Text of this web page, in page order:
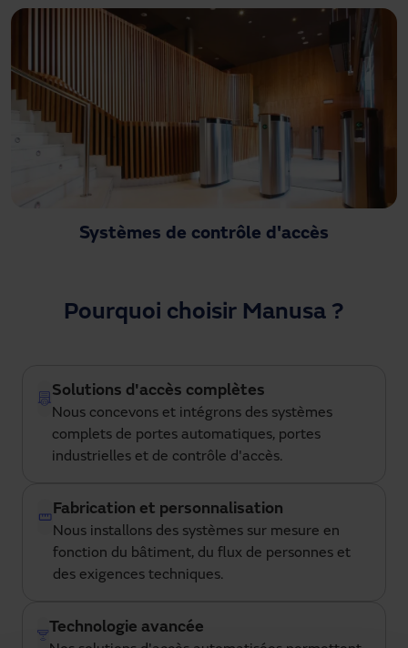
Systèmes de contrôle d'accès
Pourquoi choisir Manusa ?
Solutions d'accès complètes
Nous concevons et intégrons des systèmes
complets de portes automatiques, portes
industrielles et de contrôle d'accès.
Fabrication et personnalisation
Nous installons des systèmes sur mesure en
fonction du bâtiment, du flux de personnes et
des exigences techniques.
Technologie avancée